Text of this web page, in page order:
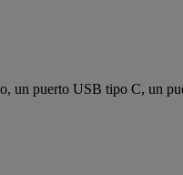
un puerto USB tipo C, un